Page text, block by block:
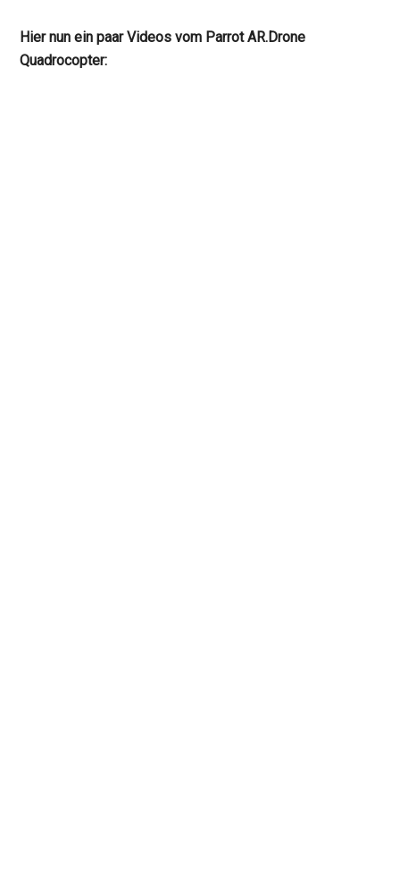
Hier nun ein paar Videos vom Parrot AR.Drone
Quadrocopter: